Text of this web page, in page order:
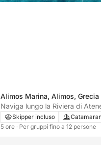
Alimos Marina, Alimos, Grecia
Naviga lungo la Riviera di
catamarano con Sailing
Skipper incluso
5 ore · Per gruppi fino a 12 persone